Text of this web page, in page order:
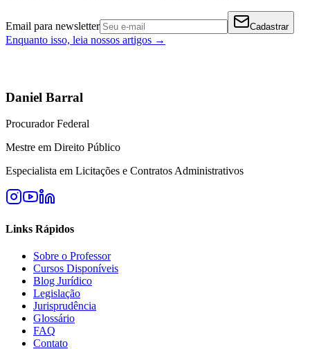
Email para newsletter Cadastrar
Enquanto isso, leia nossos artigos →
Daniel Barral
Procurador Federal
Mestre em Direito Público
Especialista em Licitações e Contratos Administrativos
Links Rápidos
Sobre o Professor
Cursos Disponíveis
Blog Jurídico
Legislação
Jurisprudência
Glossário
FAQ
Contato